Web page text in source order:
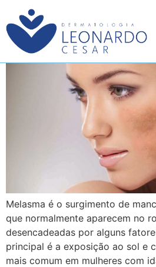
Melasma é o surgimento de
que normalmente aparecem no
desencadeadas por alguns
principal é a exposição ao sol e
mais comum em mulheres com